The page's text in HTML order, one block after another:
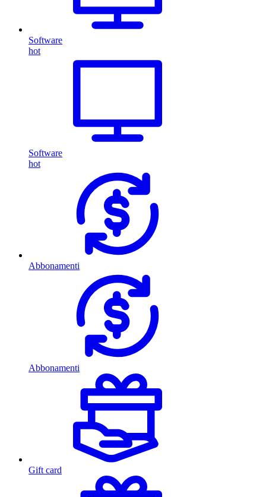
Software
hot
Software
hot
Abbonamenti
Abbonamenti
Gift card